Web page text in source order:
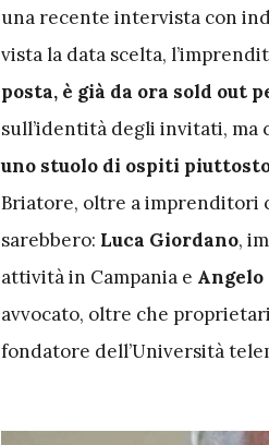
una recente intervista con
vista la data scelta,
posta, è già da ora sold out
sull’identità degli invitati, ma
uno stuolo di ospiti piuttosto
Briatore, oltre a imprenditori
sarebbero: Luca Giordano,
attività in Campania e
avvocato, oltre che
fondatore dell’Università